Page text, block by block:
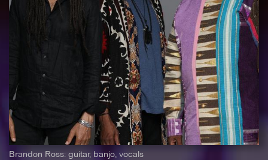
Brandon Ross: guitar, banjo, vocals